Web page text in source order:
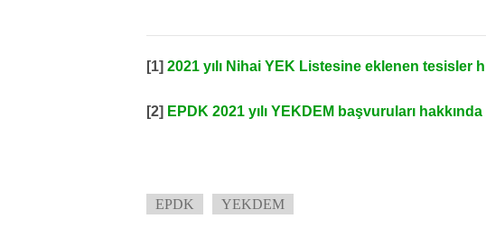
[1] 2021 yılı Nihai YEK Listesine eklenen tesisler
[2] EPDK 2021 yılı YEKDEM başvuruları hakkında
EPDK YEKDEM